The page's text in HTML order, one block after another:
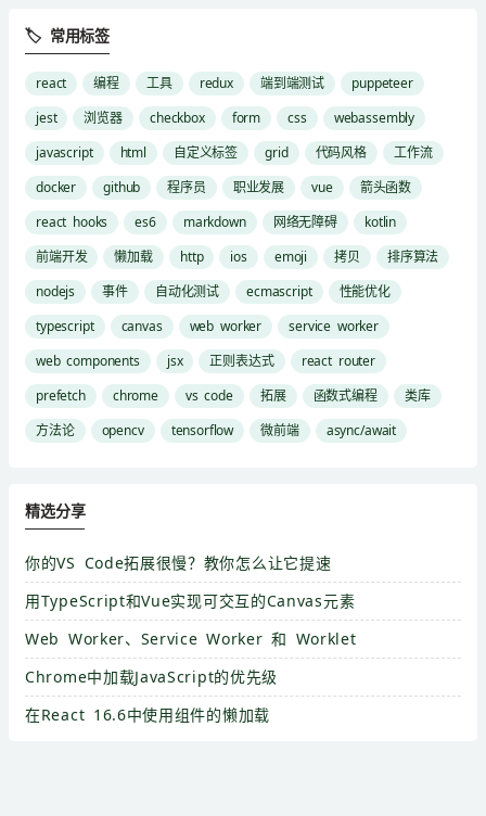
🏷 常用标签
react 编程 工具 redux 端到端测试
puppeteer
jest
浏览器 checkbox form css
webassembly
javascript
html 自定义标签 grid 代码风格
工作流
docker
github 程序员 职业发展 vue
箭头函数
react hooks
es6 markdown 网络无障碍
kotlin
前端开发
懒加载 http ios emoji 拷贝
排序算法
nodejs
事件 自动化测试 ecmascript
性能优化
typescript
canvas web worker
service worker
web components
jsx 正则表达式
react router
prefetch
chrome vs code 拓展 函数式编程
类库
方法论
opencv tensorflow 微前端 async/await
精选分享
你的VS Code拓展很慢？教你怎么让它提速
用TypeScript和Vue实现可交互的Canvas元素
Web Worker、Service Worker 和 Worklet
Chrome中加载JavaScript的优先级
在React 16.6中使用组件的懒加载